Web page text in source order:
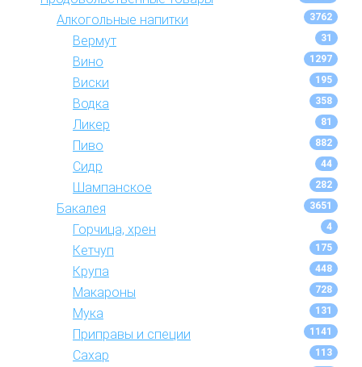
Алкогольные напитки 3762
Вермут 31
Вино 1297
Виски 195
Водка 358
Ликер 81
Пиво 882
Сидр 44
Шампанское 282
Бакалея 3651
Горчица, хрен 4
Кетчуп 175
Крупа 448
Макароны 728
Мука 131
Приправы и специи 1141
Сахар 113